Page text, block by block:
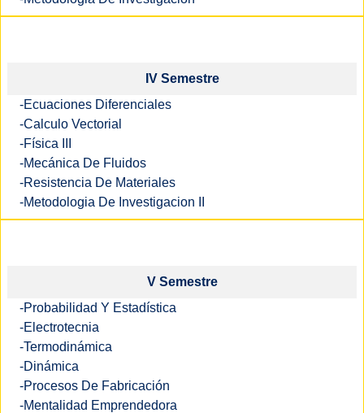
IV Semestre
-Ecuaciones Diferenciales
-Calculo Vectorial
-Física III
-Mecánica De Fluidos
-Resistencia De Materiales
-Metodologia De Investigacion II
V Semestre
-Probabilidad Y Estadística
-Electrotecnia
-Termodinámica
-Dinámica
-Procesos De Fabricación
-Mentalidad Emprendedora